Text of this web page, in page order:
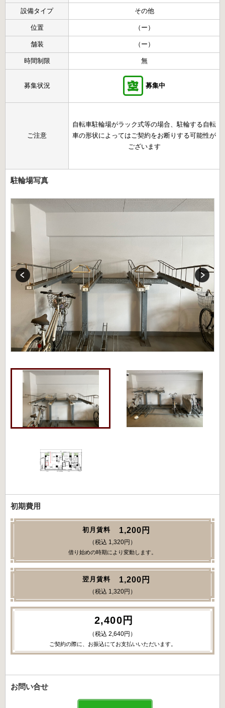
設備タイプ その他
位置 （ー）
舗装 （ー）
時間制限 無
募集状況 募集中
ご注意
自転車駐輪場がラック式等の場合、駐輪する自転
車の形状によってはご契約をお断りする可能性が
ございます
駐輪場写真
初期費用
初月賃料 1,200円
（税込 1,320円）
借り始めの時期により変動します。
翌月賃料 1,200円
（税込 1,320円）
2,400円
（税込 2,640円）
ご契約の際に、お振込にてお支払いいただいます。
お問い合せ